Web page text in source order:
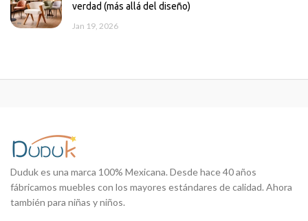
verdad (más allá del diseño)
Jan 19, 2026
Duduk es una marca 100% Mexicana. Desde hace 40 años
fábricamos muebles con los mayores estándares de calidad. Ahora
también para niñas y niños.